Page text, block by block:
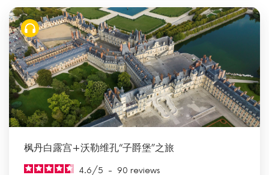
枫丹白露宫+沃勒维孔“子爵堡”之旅
4.6/5 - 90 reviews